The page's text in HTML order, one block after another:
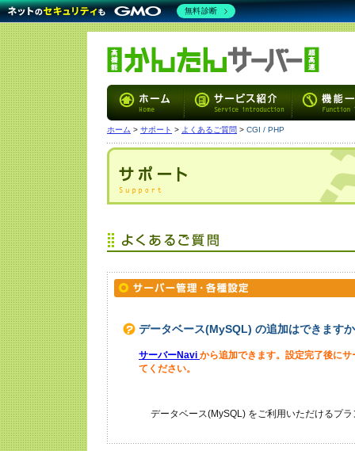
ホーム > サポート > よくあるご質問 > CGI / PHP
データベース(MySQL) の追加はできます
サーバーNavi から追加できます。設定完了後に
てください。
データベース(MySQL) をご利用いただけるプラ
無料診断